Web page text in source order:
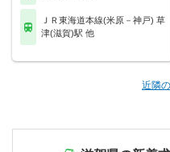
ＪＲ東海道本線(米原－神戸) 草
津(滋賀)駅 他
近隣